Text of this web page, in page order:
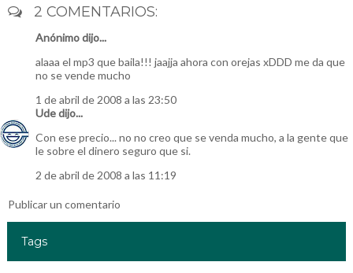
2 COMENTARIOS:
Anónimo dijo...
alaaa el mp3 que baila!!! jaajja ahora con orejas xDDD me da que
no se vende mucho
1 de abril de 2008 a las 23:50
Udedijo...
Con ese precio... no no creo que se venda mucho, a la gente que
le sobre el dinero seguro que si.
2 de abril de 2008 a las 11:19
Publicar un comentario
Tags